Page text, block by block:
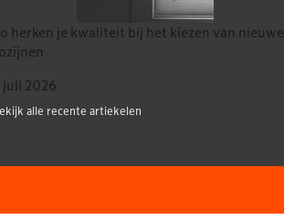
herken je kwaliteit bij het kiezen van nieuwe
juli 2026
alle recente artiekelen